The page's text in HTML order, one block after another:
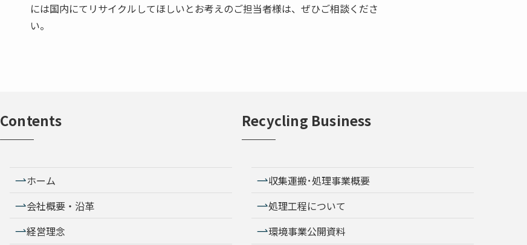
には国内にてリサイクルしてほしいとお考えのご担当者様は、ぜひご相談くださ
い。
Contents
ホーム
会社概要・沿革
経営理念
Recycling Business
収集運搬･処理事業概要
処理工程について
環境事業公開資料